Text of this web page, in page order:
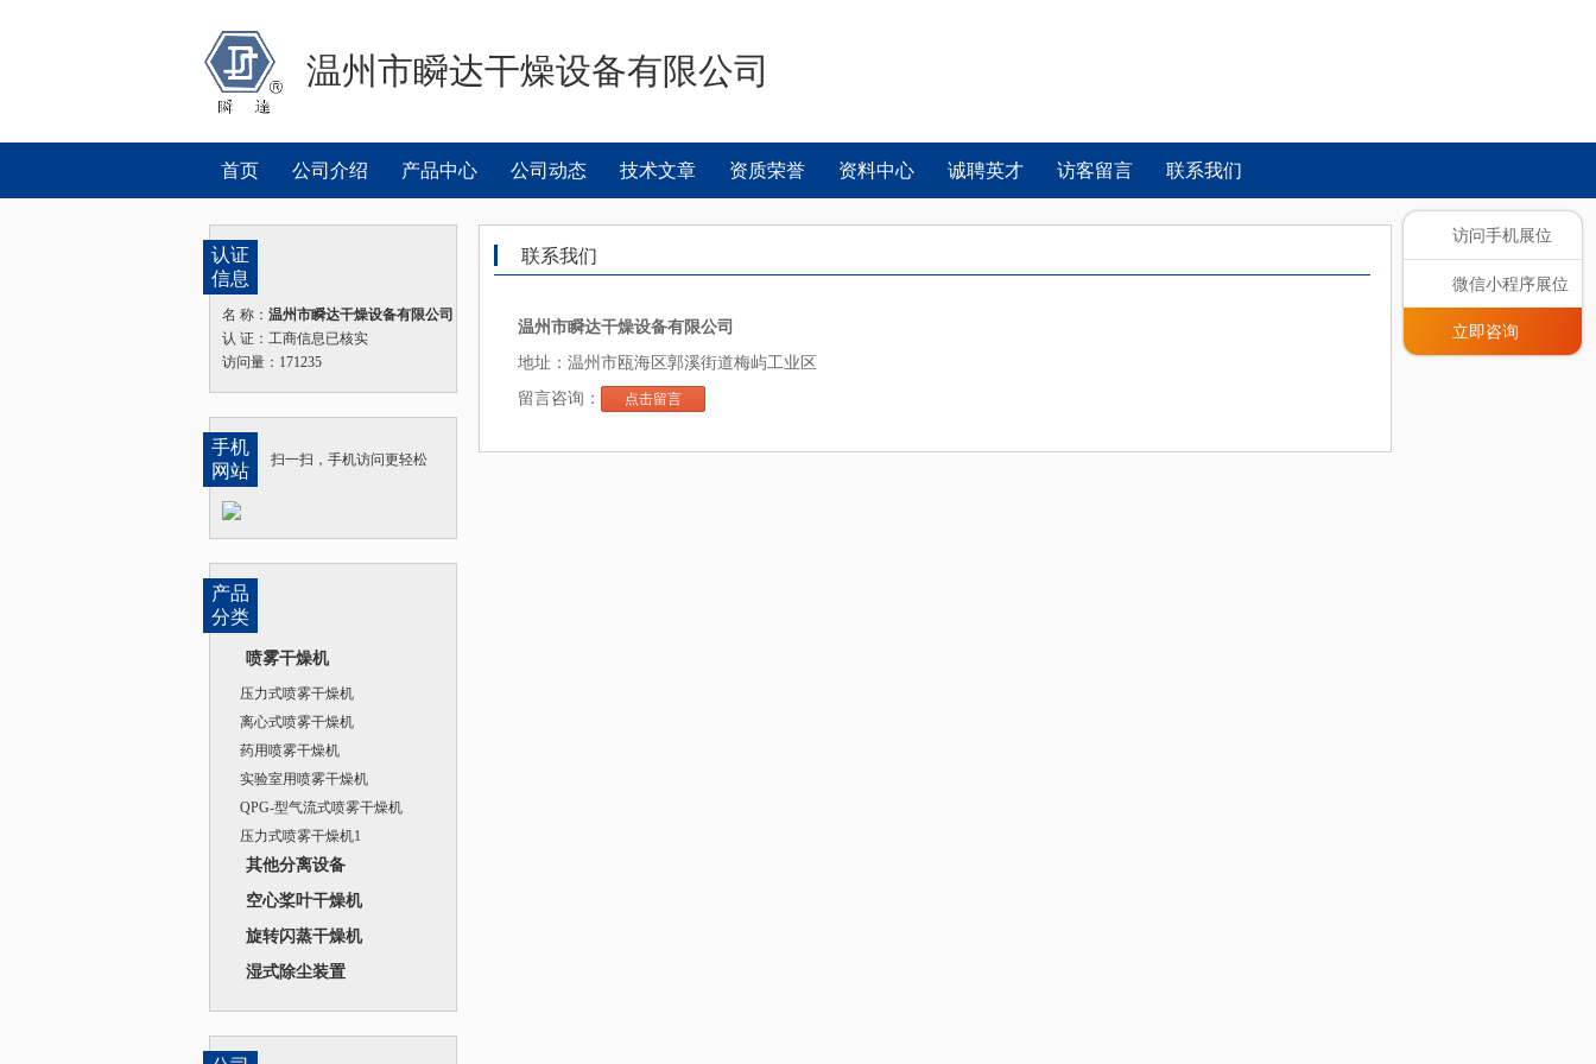
温州市瞬达干燥设备有限公司
首页 公司介绍 产品中心 公司动态 技术文章 资质荣誉 资料中心 诚聘英才 访客留言 联系我们
访问手机展位
微信小程序展位
立即咨询
认证
信息
名 称： 温州市瞬达干燥设备有限公司
认 证：工商信息已核实
访问量：171235
手机
网站
扫一扫，手机访问更轻松
产品
分类
喷雾干燥机
压力式喷雾干燥机
离心式喷雾干燥机
药用喷雾干燥机
实验室用喷雾干燥机
QPG-型气流式喷雾干燥机
压力式喷雾干燥机1
其他分离设备
空心桨叶干燥机
旋转闪蒸干燥机
湿式除尘装置
联系我们
温州市瞬达干燥设备有限公司
地址：温州市瓯海区郭溪街道梅屿工业区
留言咨询：
点击留言